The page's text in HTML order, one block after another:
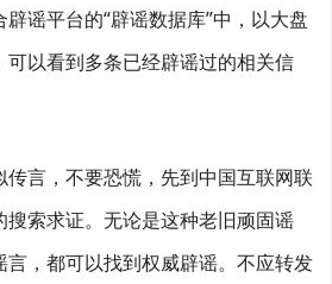
谣平台的“辟谣数据库”中，以大盘
以看到多条已经辟谣过的相关信
言，不要恐慌，先到中国互联网联
索求证。无论是这种老旧顽固谣
，都可以找到权威辟谣。不应转发